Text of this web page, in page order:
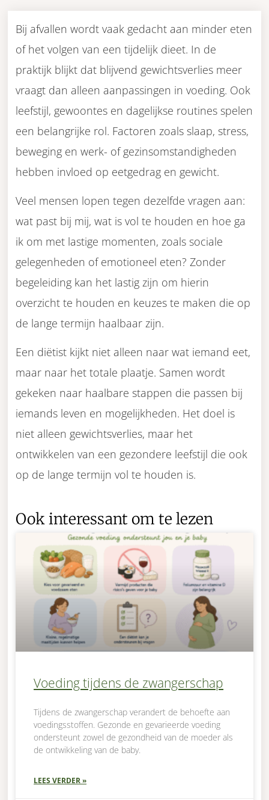
Bij afvallen wordt vaak gedacht aan minder eten
of het volgen van een tijdelijk dieet. In de
praktijk blijkt dat blijvend gewichtsverlies meer
vraagt dan alleen aanpassingen in voeding. Ook
leefstijl, gewoontes en dagelijkse routines spelen
een belangrijke rol. Factoren zoals slaap, stress,
beweging en werk- of gezinsomstandigheden
hebben invloed op eetgedrag en gewicht.
Veel mensen lopen tegen dezelfde vragen aan:
wat past bij mij, wat is vol te houden en hoe ga
ik om met lastige momenten, zoals sociale
gelegenheden of emotioneel eten? Zonder
begeleiding kan het lastig zijn om hierin
overzicht te houden en keuzes te maken die op
de lange termijn haalbaar zijn.
Een diëtist kijkt niet alleen naar wat iemand eet,
maar naar het totale plaatje. Samen wordt
gekeken naar haalbare stappen die passen bij
iemands leven en mogelijkheden. Het doel is
niet alleen gewichtsverlies, maar het
ontwikkelen van een gezondere leefstijl die ook
op de lange termijn vol te houden is.
Ook interessant om te lezen
Voeding tijdens de zwangerschap
Tijdens de zwangerschap verandert de behoefte aan
voedingsstoffen. Gezonde en gevarieerde voeding
ondersteunt zowel de gezondheid van de moeder als
de ontwikkeling van de baby.
LEES VERDER »